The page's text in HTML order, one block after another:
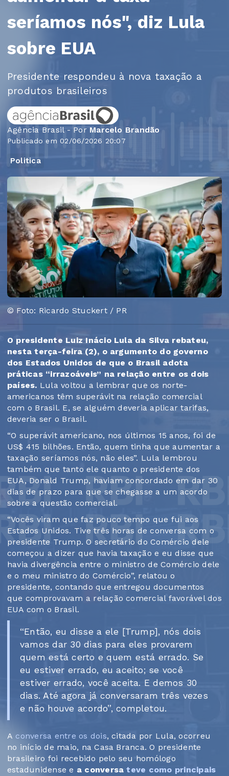
seríamos nós", diz Lula
sobre EUA
Presidente respondeu à nova taxação a
produtos brasileiros
Agência Brasil - Por Marcelo Brandão
Publicado em 02/06/2026 20:07
Politica
© Foto: Ricardo Stuckert / PR
O presidente Luiz Inácio Lula da Silva rebateu,
nesta terça-feira (2), o argumento do governo
dos Estados Unidos de que o Brasil adota
práticas “irrazoáveis” na relação entre os dois
países. Lula voltou a lembrar que os norte-
americanos têm superávit na relação comercial
com o Brasil. E, se alguém deveria aplicar tarifas,
deveria ser o Brasil.
“O superávit americano, nos últimos 15 anos, foi de
US$ 415 bilhões. Então, quem tinha que aumentar a
taxação seríamos nós, não eles”. Lula lembrou
também que tanto ele quanto o presidente dos
EUA, Donald Trump, haviam concordado em dar 30
dias de prazo para que se chegasse a um acordo
sobre a questão comercial.
“Vocês viram que faz pouco tempo que fui aos
Estados Unidos. Tive três horas de conversa com o
presidente Trump. O secretário do Comércio dele
começou a dizer que havia taxação e eu disse que
havia divergência entre o ministro de Comércio dele
e o meu ministro do Comércio”, relatou o
presidente, contando que entregou documentos
que comprovavam a relação comercial favorável dos
EUA com o Brasil.
“Então, eu disse a ele [Trump], nós dois
vamos dar 30 dias para eles provarem
quem está certo e quem está errado. Se
eu estiver errado, eu aceito; se você
estiver errado, você aceita. E demos 30
dias. Até agora já conversaram três vezes
e não houve acordo”, completou.
A conversa entre os dois, citada por Lula, ocorreu
no início de maio, na Casa Branca. O presidente
brasileiro foi recebido pelo seu homólogo
estadunidense e a conversateve como principais